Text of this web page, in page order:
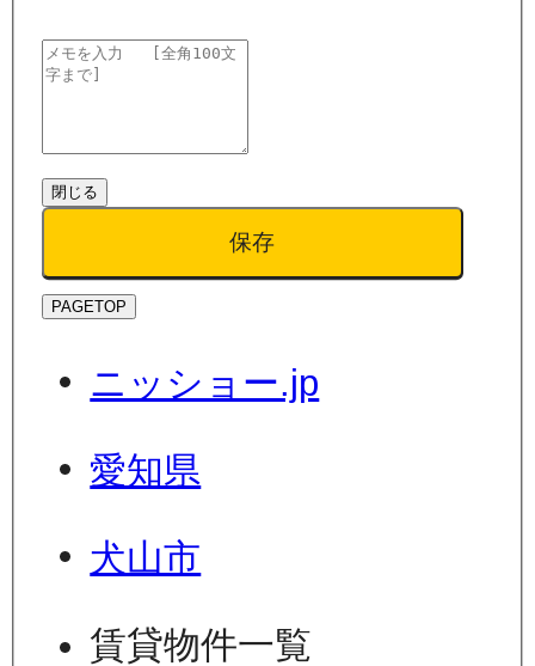
閉じる
保存
PAGETOP
ニッショー.jp
愛知県
犬山市
賃貸物件一覧